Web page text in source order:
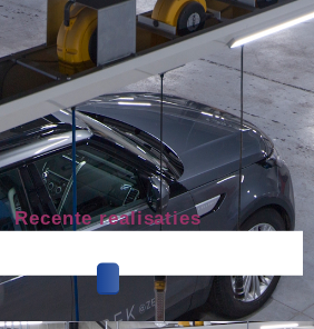
Recente realisaties